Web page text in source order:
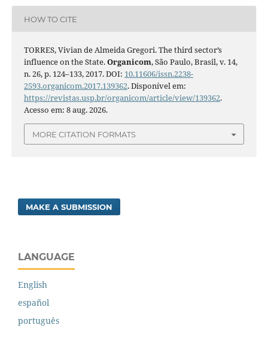
HOW TO CITE
TORRES, Vivian de Almeida Gregori. The third sector’s
influence on the State.Organicom, São Paulo, Brasil, v. 14,
n. 26, p. 124–133, 2017. DOI: 10.11606/issn.2238-
2593.organicom.2017.139362. Disponível em:
https://revistas.usp.br/organicom/article/view/139362.
Acesso em: 8 aug. 2026.
MORE CITATION FORMATS
MAKE A SUBMISSION
LANGUAGE
English
español
português